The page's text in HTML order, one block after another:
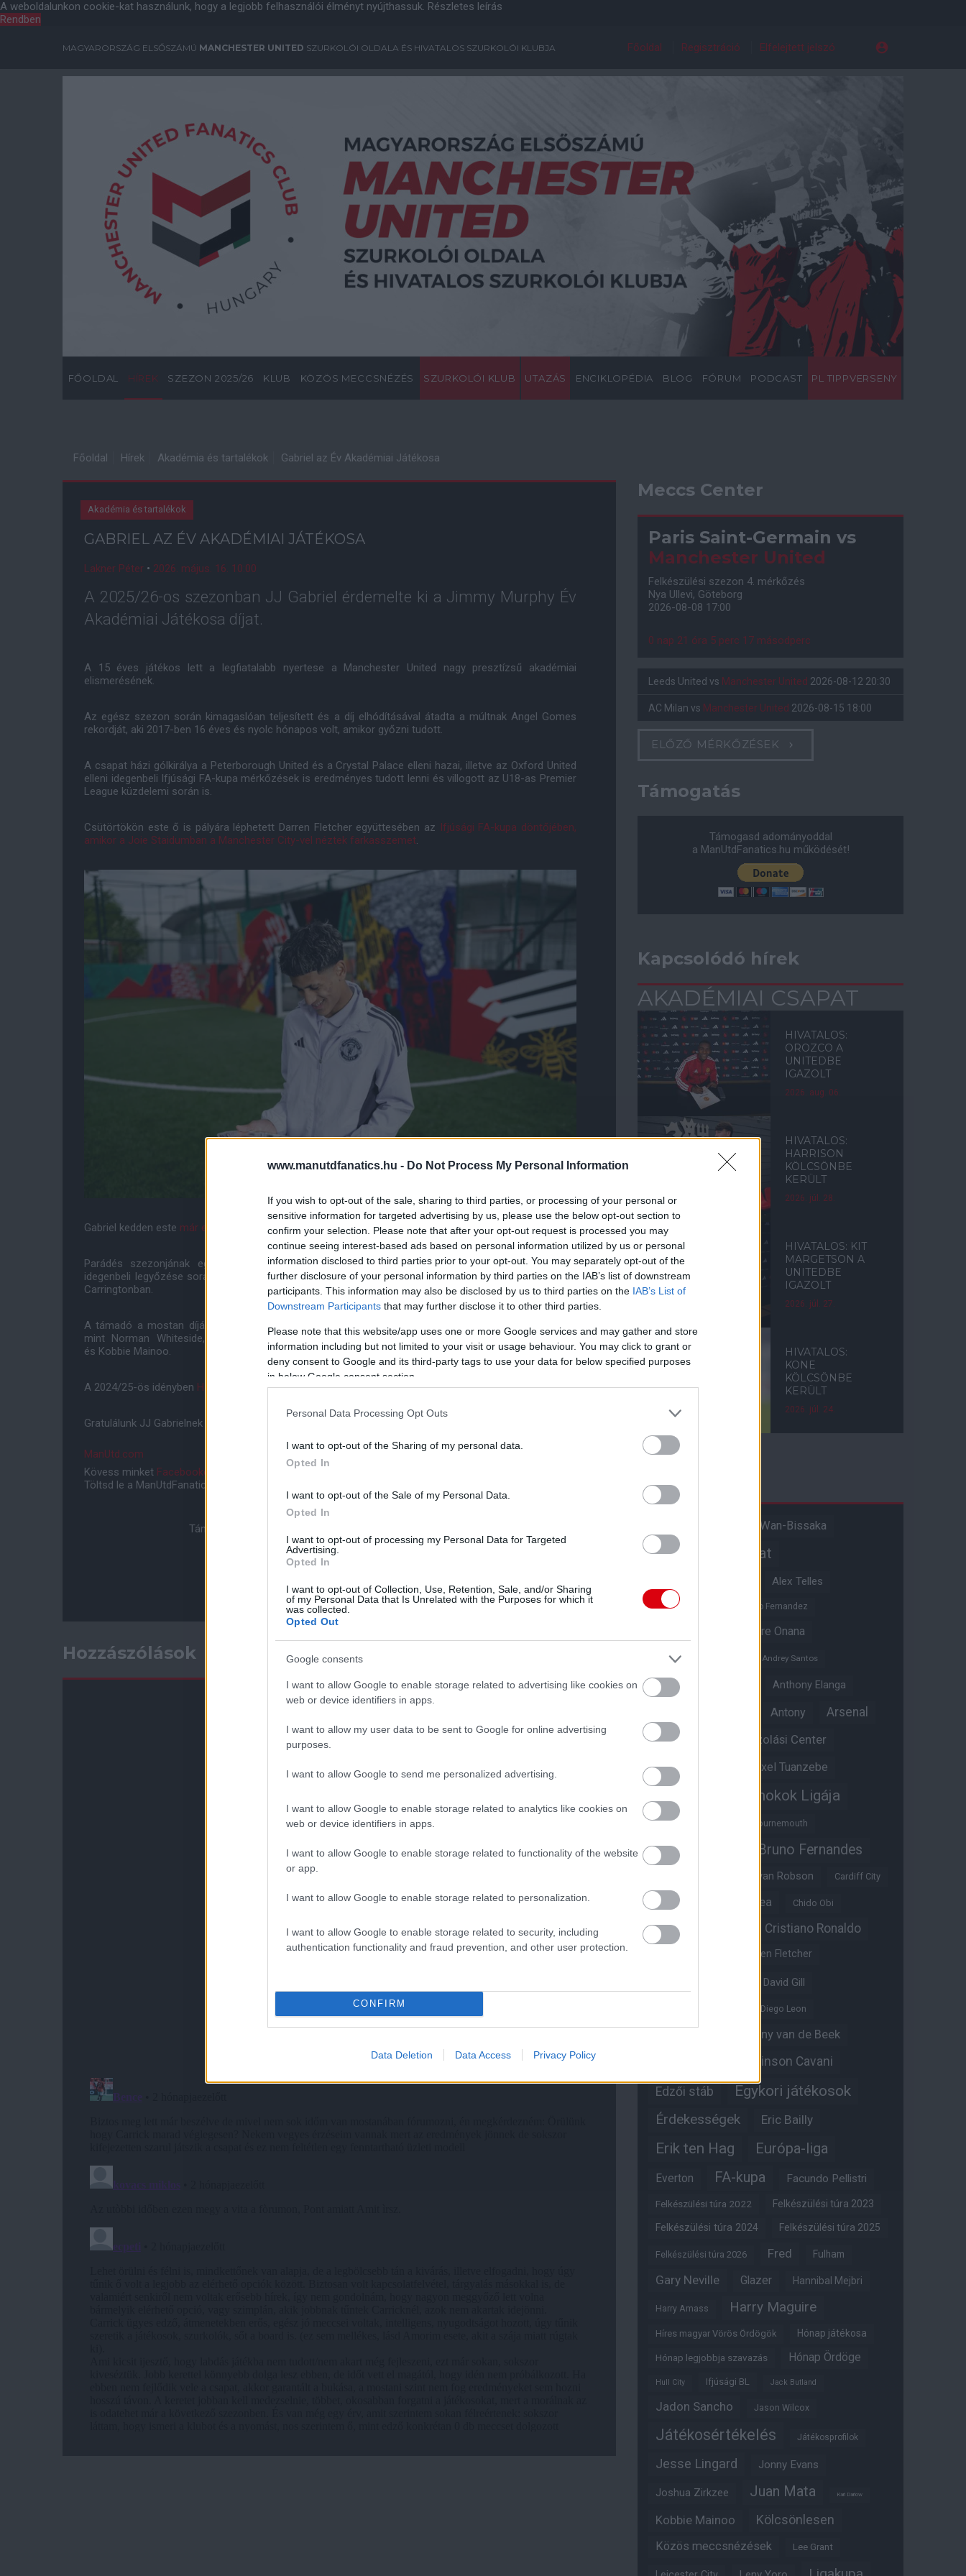
www.manutdfanatics.hu - Do Not Process My Personal Information
If you wish to opt-out of the sale, sharing to third parties, or processing of your personal or
sensitive information for targeted advertising by us, please use the below opt-out section to
confirm your selection. Please note that after your opt-out request is processed you may
continue seeing interest-based ads based on personal information utilized by us or personal
information disclosed to third parties prior to your opt-out. You may separately opt-out of the
further disclosure of your personal information by third parties on the IAB’s list of downstream
participants. This information may also be disclosed by us to third parties on the IAB’s List of
Downstream Participants that may further disclose it to other third parties.
Please note that this website/app uses one or more Google services and may gather and store
information including but not limited to your visit or usage behaviour. You may click to grant or
deny consent to Google and its third-party tags to use your data for below specified purposes
in below Google consent section.
Personal Data Processing Opt Outs
I want to opt-out of the Sharing of my personal data.
Opted In
I want to opt-out of the Sale of my Personal Data.
Opted In
I want to opt-out of processing my Personal Data for Targeted
Advertising.
Opted In
I want to opt-out of Collection, Use, Retention, Sale, and/or Sharing
of my Personal Data that Is Unrelated with the Purposes for which it
was collected.
Opted Out
Google consents
I want to allow Google to enable storage related to advertising like cookies on
web or device identifiers in apps.
I want to allow my user data to be sent to Google for online advertising
purposes.
I want to allow Google to send me personalized advertising.
I want to allow Google to enable storage related to analytics like cookies on
web or device identifiers in apps.
I want to allow Google to enable storage related to functionality of the website
or app.
I want to allow Google to enable storage related to personalization.
I want to allow Google to enable storage related to security, including
authentication functionality and fraud prevention, and other user protection.
CONFIRM
Data Deletion Data Access Privacy Policy
A weboldalunkon cookie-kat használunk, hogy a legjobb felhasználói élményt nyújthassuk. Részletes leírás
Rendben
MAGYARORSZÁG ELSŐSZÁMÚ MANCHESTER UNITED SZURKOLÓI OLDALA ÉS HIVATALOS SZURKOLÓI KLUBJA Főoldal Regisztráció Elfelejtett jelszó
FŐOLDAL HÍREK SZEZON 2025/26 KLUB KÖZÖS MECCSNÉZÉS SZURKOLÓI KLUB UTAZÁS ENCIKLOPÉDIA BLOG FÓRUM PODCAST PL TIPPVERSENY
Főoldal Hírek Akadémia és tartalékok Gabriel az Év Akadémiai Játékosa
Akadémia és tartalékok
GABRIEL AZ ÉV AKADÉMIAI JÁTÉKOSA
Lakner Péter • 2026. május. 16. 10:00
A 2025/26-os szezonban JJ Gabriel érdemelte ki a Jimmy Murphy Év
Akadémiai Játékosa díjat.
A 15 éves játékos lett a legfiatalabb nyertese a Manchester United nagy presztízsű akadémiai
elismerésének.
Az egész szezon során kimagaslóan teljesített és a díj elhódításával átadta a múltnak Angel Gomes
rekordját, aki 2017-ben 16 éves és nyolc hónapos volt, amikor győzni tudott.
A csapat házi gólkirálya a Peterborough United és a Crystal Palace elleni hazai, illetve az Oxford United
elleni idegenbeli Ifjúsági FA-kupa mérkőzések is eredményes tudott lenni és villogott az U18-as Premier
League küzdelemi során is.
Csütörtökön este ő is pályára léphetett Darren Fletcher együttesében az Ifjúsági FA-kupa döntőjében,
amikor a Joie Staidumban a Manchester City-vel néztek farkasszemet.
Gabriel kedden este már elhódította az első alkalommal odaítélt U18 Premier League Év Játékosa díjat.
Parádés szezonjának egyik legkiemelkedőbb pillanata volt, amikor a Liverpool novemberi, 7-0-s
idegenbeli legyőzése során mesterhármast jegyzett, de áprilisban is duplázni tudott az ősi rivális ellen
Carringtonban.
A támadó a mostan díjával olyan nagy nevű játékosok nyomdokaiba lépett a teljesség igénye nélkül,
mint Norman Whiteside, Mark Hughes, Ryan Giggs, Paul Scholes, Wes Brown, Marcus Rashford
és Kobbie Mainoo.
A 2024/25-ös idényben Harry Amass kapta a Jimmy Murphy díjat.
Gratulálunk JJ Gabrielnek a több, mint megérdemelt elismeréshez.
ManUtd.com
Kövess minket Facebookon és
Töltsd le a ManUtdFanatics.hu mobil applikációt
Támogasd adományoddal a ManUtdFanatics.hu működését!
Hozzászólások
Meccs Center
Paris Saint-Germain vs
Manchester United
Felkészülési szezon 4. mérkőzés
Nya Ullevi, Göteborg
2026-08-08 17:00
0 nap 21 óra 5 perc 16 másodperc
Leeds United vs Manchester United 2026-08-12 20:30
AC Milan vs Manchester United 2026-08-15 18:00
ELŐZŐ MÉRKŐZÉSEK
Támogatás
Támogasd adományoddal
a ManUtdFanatics.hu működését!
Kapcsolódó hírek
AKADÉMIAI CSAPAT
HIVATALOS:
OROZCO A
UNITEDBE
IGAZOLT
2026. aug. 06.
HIVATALOS:
HARRISON
KÖLCSÖNBE
KERÜLT
2026. júl. 28.
HIVATALOS: KIT
MARGETSON A
UNITEDBE
IGAZOLT
2026. júl. 27.
HIVATALOS:
KONE
KÖLCSÖNBE
KERÜLT
2026. júl. 24.
Aaron Wan-Bissaka
Akadémiai csapat
Alex Telles
Altay Bayindir Alvaro Fernandez
Andre Onana
Andreas Pereira
Andrey Santos
Angol válogatott Anthony Elanga
Antony Arsenal
Aston Villa Átigazolási Center
Átigazolások Axel Tuanzebe
Bajnokok Ligája
Benjamin Sesko Bournemouth
Brandon Williams Bruno Fernandes
Bryan Robson Cardiff City
Casemiro Chelsea Chido Obi
Christian Eriksen Cristiano Ronaldo
Darren Fletcher
David Gill
Diego Leon
Donny van de Beek
Edinson Cavani
Edzői stáb Egykori játékosok
Érdekességek Eric Bailly
Erik ten Hag Európa-liga
Everton FA-kupa Facundo Pellistri
Felkészülési túra 2022 Felkészülési túra 2023
Felkészülési túra 2024 Felkészülési túra 2025
Felkészülési túra 2026 Fred Fulham
Gary Neville Glazer Hannibal Mejbri
Harry Amass Harry Maguire
Híres magyar Vörös Ördögök Hónap játékosa
Hónap legjobbja szavazás Hónap Ördöge
Hull City Ifjúsági BL Jack Butland
Jadon Sancho Jason Wilcox
Játékosértékelés Játékosprofilok
Jesse Lingard Jonny Evans
Joshua Zirkzee Juan Mata Karl Darlow
Kobbie Mainoo Kölcsönlesen
Közös meccsnézések Lee Grant